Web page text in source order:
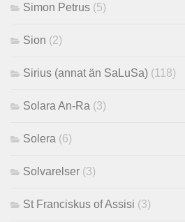
Simon Petrus (5)
Sion (2)
Sirius (annat än SaLuSa) (118)
Solara An-Ra (3)
Solera (6)
Solvarelser (3)
St Franciskus of Assisi (3)